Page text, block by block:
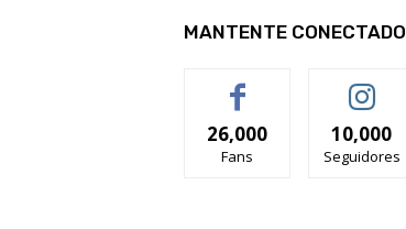
MANTENTE CONECTADO
26,000
Fans
10,000
Seguidores